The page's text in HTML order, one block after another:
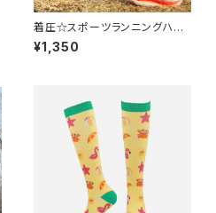
着圧☆スポーツランニングハイ
ソックスpt P7
¥1,350